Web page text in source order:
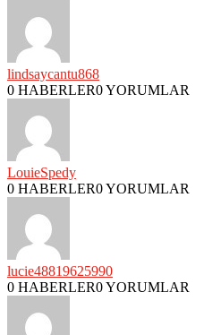
lindsaycantu868
0 HABERLER0 YORUMLAR
LouieSpedy
0 HABERLER0 YORUMLAR
lucie48819625990
0 HABERLER0 YORUMLAR